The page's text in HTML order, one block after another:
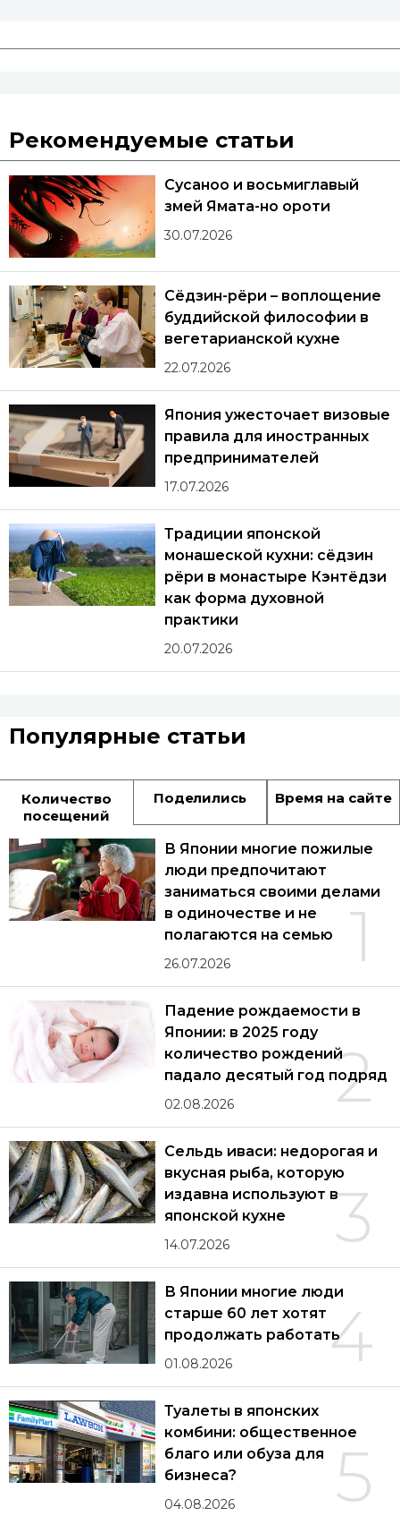
Рекомендуемые статьи
Сусаноо и восьмиглавый
змей Ямата-но ороти
30.07.2026
Сёдзин-рёри – воплощение
буддийской философии в
вегетарианской кухне
22.07.2026
Япония ужесточает визовые
правила для иностранных
предпринимателей
17.07.2026
Традиции японской
монашеской кухни: сёдзин
рёри в монастыре Кэнтёдзи
как форма духовной
практики
20.07.2026
Популярные статьи
Количество
посещений
Поделились Время на сайте
1
В Японии многие пожилые
люди предпочитают
заниматься своими делами
в одиночестве и не
полагаются на семью
26.07.2026
2
Падение рождаемости в
Японии: в 2025 году
количество рождений
падало десятый год подряд
02.08.2026
3
Сельдь иваси: недорогая и
вкусная рыба, которую
издавна используют в
японской кухне
14.07.2026
4
В Японии многие люди
старше 60 лет хотят
продолжать работать
01.08.2026
5
Туалеты в японских
комбини: общественное
благо или обуза для
бизнеса?
04.08.2026